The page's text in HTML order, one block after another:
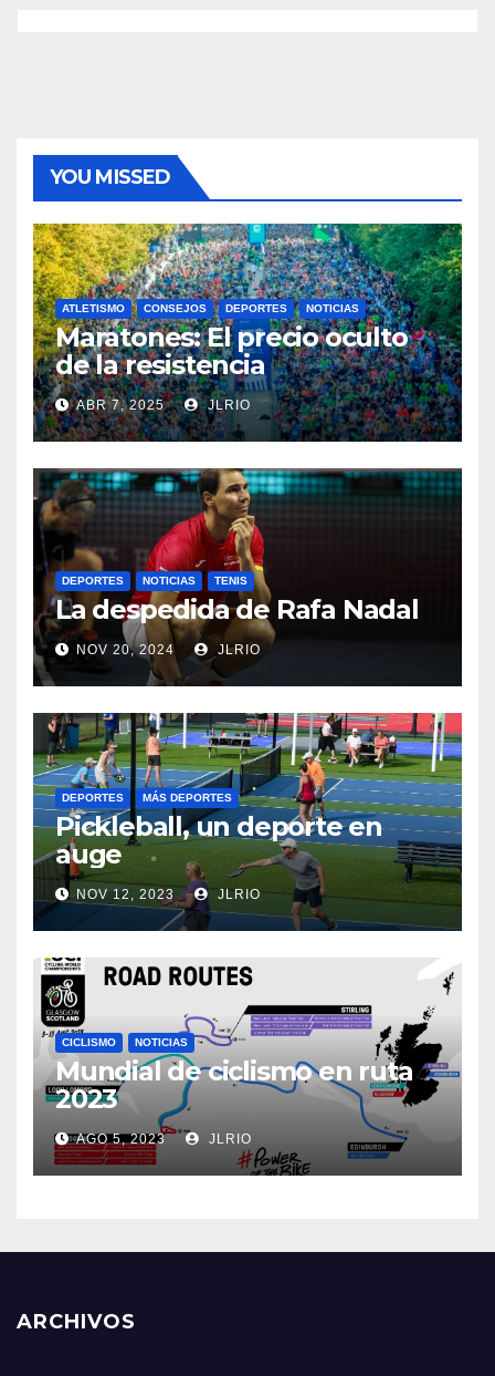
YOU MISSED
ATLETISMO CONSEJOS DEPORTES NOTICIAS
Maratones: El precio oculto
de la resistencia
ABR 7, 2025 JLRIO
DEPORTES NOTICIAS TENIS
La despedida de Rafa Nadal
NOV 20, 2024 JLRIO
DEPORTES MÁS DEPORTES
Pickleball, un deporte en
auge
NOV 12, 2023 JLRIO
CICLISMO NOTICIAS
Mundial de ciclismo en ruta
2023
AGO 5, 2023 JLRIO
ARCHIVOS